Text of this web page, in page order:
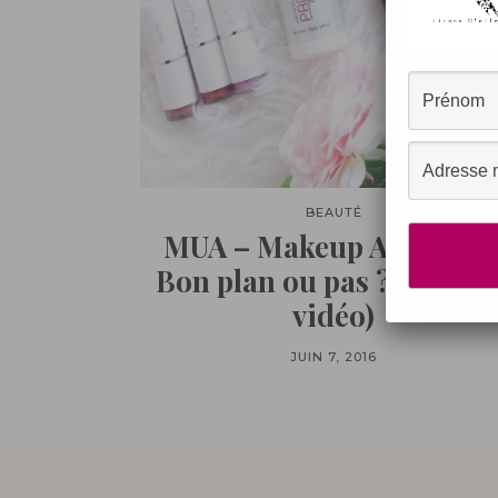
BEAUTÉ
MUA – Makeup Academy
Bon plan ou pas ? (Revue
vidéo)
JUIN 7, 2016